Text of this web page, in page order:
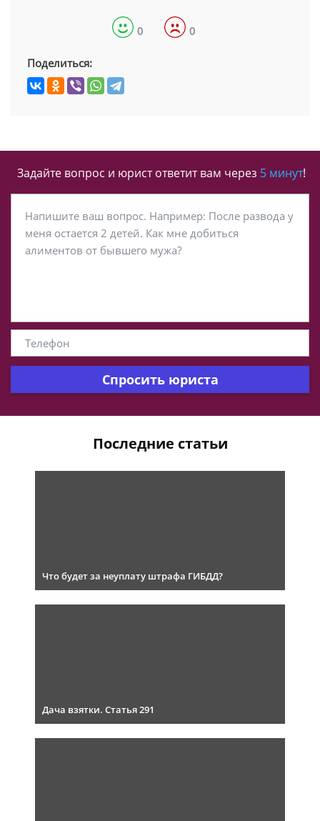
0 0
Поделиться:
Задайте вопрос и юрист ответит вам через 5 минут!
Спросить юриста
Последние статьи
Что будет за неуплату штрафа ГИБДД?
Дача взятки. Статья 291